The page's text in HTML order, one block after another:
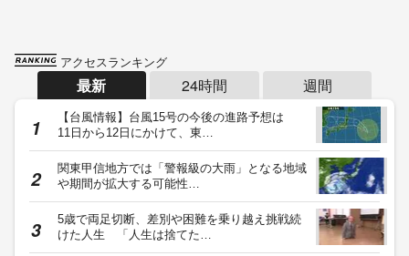
アクセスランキング
最新 24時間 週間
【台風情報】台風15号の今後の進路予想は
11日から12日にかけて、東…
関東甲信地方では「警報級の大雨」となる地域
や期間が拡大する可能性…
5歳で両足切断、差別や困難を乗り越え挑戦続
けた人生 「人生は捨てた…